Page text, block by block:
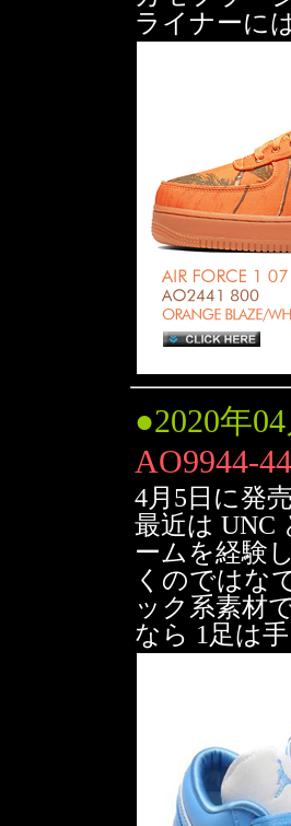
ライナーに
●2020年
AO9944-
4月5日に発
最近は UNC
ームを経験
くのではな
ック系素材
なら 1足は